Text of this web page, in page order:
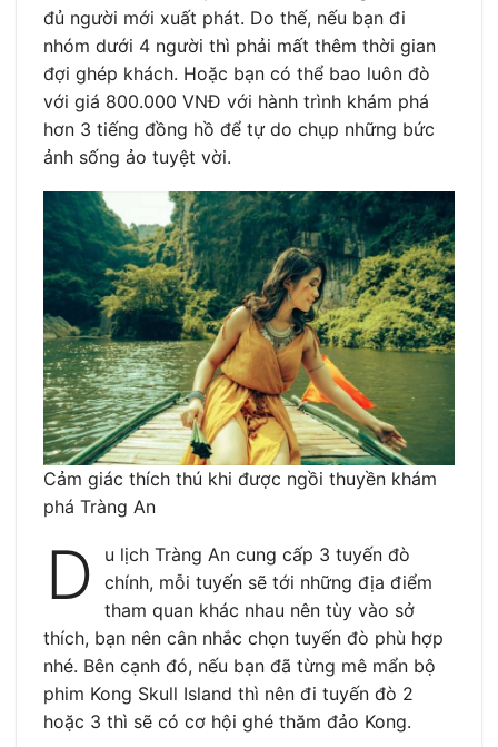
đủ người mới xuất phát. Do thế, nếu bạn đi
nhóm dưới 4 người thì phải mất thêm thời gian
đợi ghép khách. Hoặc bạn có thể bao luôn đò
với giá 800.000 VNĐ với hành trình khám phá
hơn 3 tiếng đồng hồ để tự do chụp những bức
ảnh sống ảo tuyệt vời.
Cảm giác thích thú khi được ngồi thuyền khám
phá Tràng An
D
u lịch Tràng An cung cấp 3 tuyến đò
chính, mỗi tuyến sẽ tới những địa điểm
tham quan khác nhau nên tùy vào sở
thích, bạn nên cân nhắc chọn tuyến đò phù hợp
nhé. Bên cạnh đó, nếu bạn đã từng mê mẩn bộ
phim Kong Skull Island thì nên đi tuyến đò 2
hoặc 3 thì sẽ có cơ hội ghé thăm đảo Kong.